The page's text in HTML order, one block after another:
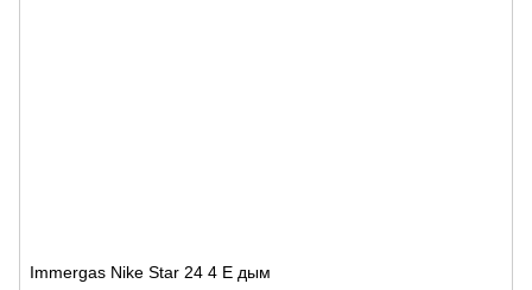
Immergas Nike Star 24 4 E дым